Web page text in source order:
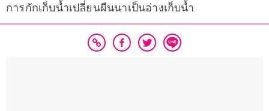
การกักเก็บน้ำเปลี่ยนผืนนาเป็นอ่างเก็บน้ำ